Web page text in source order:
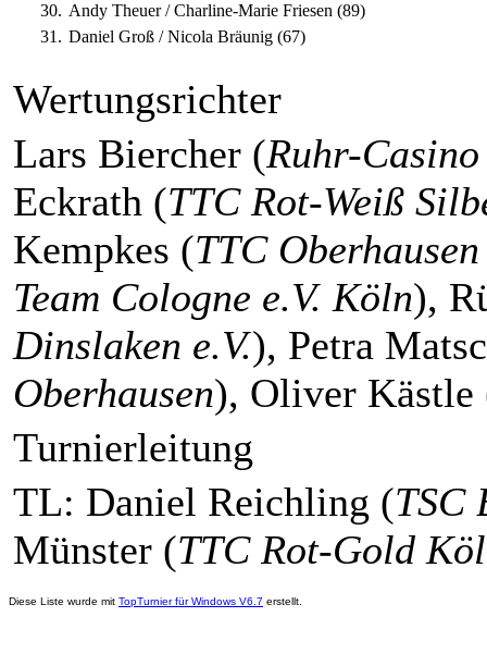
30. Andy Theuer / Charline-Marie Friesen (89)
31. Daniel Groß / Nicola Bräunig (67)
Wertungsrichter
Lars Biercher (Ruhr-
Eckrath (TTC Rot-Weiß
Kempkes (TTC Oberhausen
Team Cologne e.V. Köln),
Dinslaken e.V.), Petra
Oberhausen), Oliver Kästle
Turnierleitung
TL: Daniel Reichling (TSC
Münster (TTC Rot-Gold
Diese Liste wurde mit TopTurnier für Windows V6.7 erstellt.